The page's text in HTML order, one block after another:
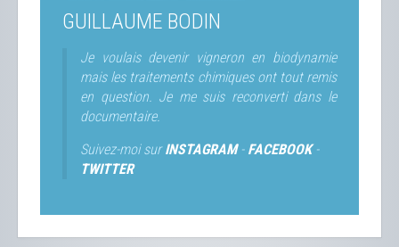
GUILLAUME BODIN
Je voulais devenir vigneron en biodynamie
mais les traitements chimiques ont tout remis
en question. Je me suis reconverti dans le
documentaire.
Suivez-moi surINSTAGRAM- FACEBOOK-
TWITTER